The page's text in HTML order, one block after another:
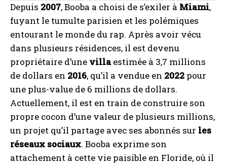
Depuis 2007, Booba a choisi de s’exiler à Miami,
fuyant le tumulte parisien et les polémiques
entourant le monde du rap. Après avoir vécu
dans plusieurs résidences, il est devenu
propriétaire d’une villaestimée à 3,7 millions
de dollars en 2016, qu’il a vendue en 2022 pour
une plus-value de 6 millions de dollars.
Actuellement, il est en train de construire son
propre cocon d’une valeur de plusieurs millions,
un projet qu’il partage avec ses abonnés sur les
réseaux sociaux. Booba exprime son
attachement à cette vie paisible en Floride, où il